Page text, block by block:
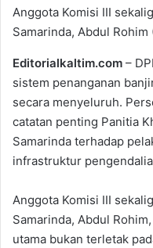
Anggota Komisi III
Samarinda, Abdul
Editorialkaltim.com –
sistem penanganan
secara menyeluruh.
catatan penting Panitia
Samarinda terhadap
infrastruktur
Anggota Komisi III
Samarinda, Abdul
utama bukan terletak